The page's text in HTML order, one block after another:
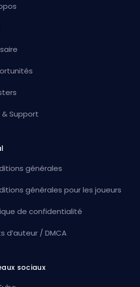
& Support
générales
générales pour les joueurs
de confidentialité
d’auteur / DMCA
sociaux